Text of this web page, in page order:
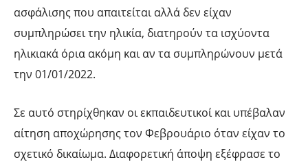
ασφάλισης που απαιτείται αλλά δεν είχαν
συμπληρώσει την ηλικία, διατηρούν τα ισχύοντα
ηλικιακά όρια ακόμη και αν τα συμπληρώνουν μετά
την 01/01/2022.
Σε αυτό στηρίχθηκαν οι εκπαιδευτικοί και υπέβαλαν
αίτηση αποχώρησης τον Φεβρουάριο όταν είχαν το
σχετικό δικαίωμα. Διαφορετική άποψη εξέφρασε το